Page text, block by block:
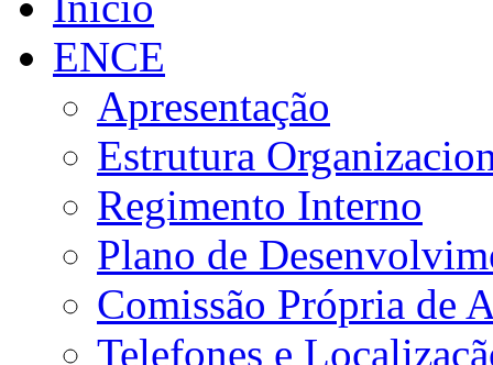
ENCE
Apresentação
Estrutura
Regimento Interno
Plano de
Comissão Própria de
Telefones e